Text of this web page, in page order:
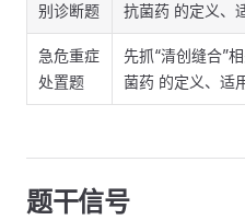
别诊断题
抗菌药 的定义、
急危重症
处置题
先抓“清创缝合”
菌药 的定义、适
题干信号